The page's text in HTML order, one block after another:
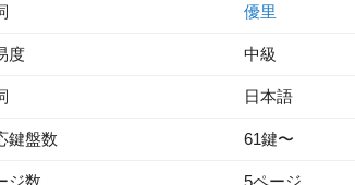
優里
度 中級
日本語
鍵盤数 61鍵〜
ジ数 5ページ